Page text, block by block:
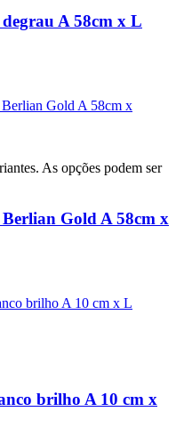
A 58cm x L
As opções podem ser
Gold A 58cm x
brilho A 10 cm x